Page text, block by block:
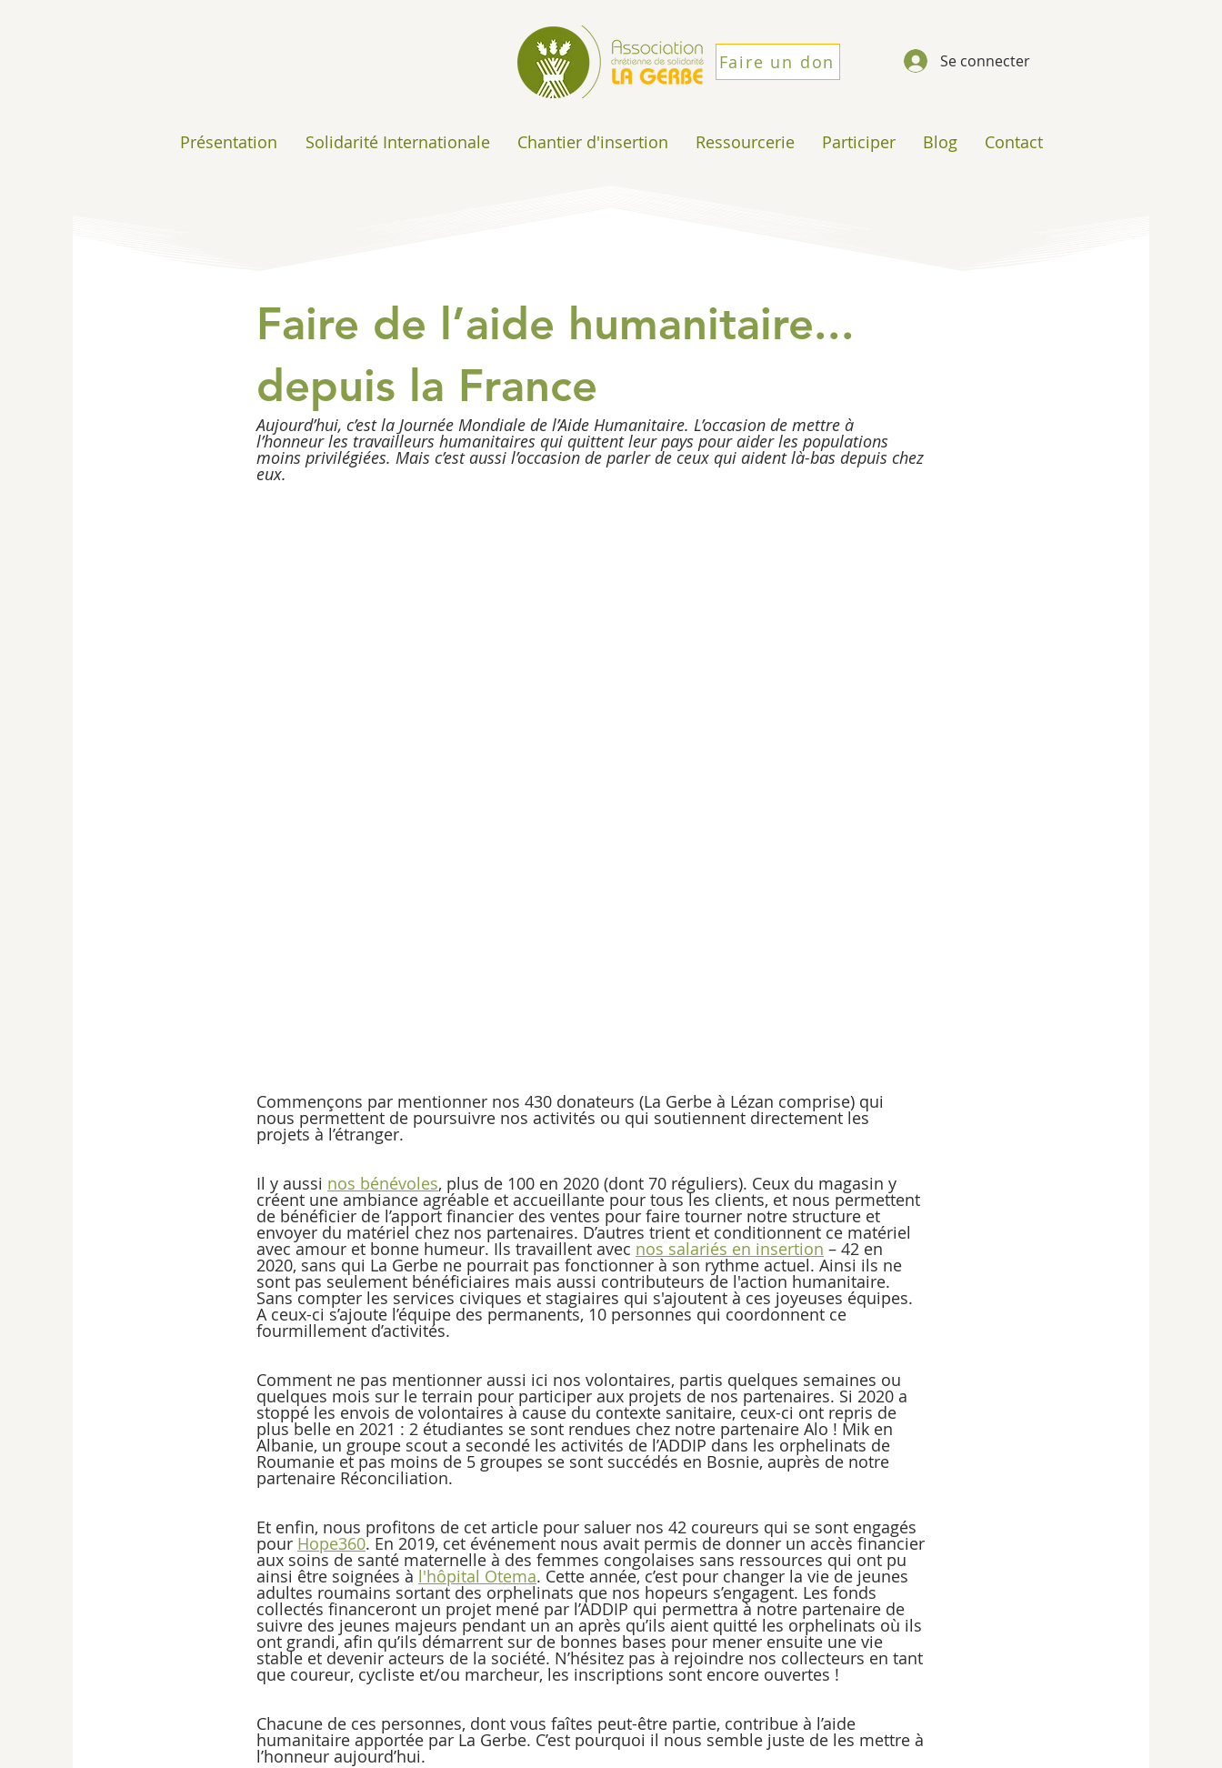
Se connecter
Faire un don
Présentation Solidarité Internationale Chantier d'insertion Ressourcerie Participer Blog Contact
Faire de l’aide humanitaire...
depuis la France
Aujourd’hui, c’est la Journée Mondiale de l’Aide Humanitaire. L’occasion de mettre à
l’honneur les travailleurs humanitaires qui quittent leur pays pour aider les populations
moins privilégiées. Mais c’est aussi l’occasion de parler de ceux qui aident là-bas depuis chez
eux.
Commençons par mentionner nos 430 donateurs (La Gerbe à Lézan comprise) qui
nous permettent de poursuivre nos activités ou qui soutiennent directement les
projets à l’étranger.
Il y aussi nos bénévoles, plus de 100 en 2020 (dont 70 réguliers). Ceux du magasin y
créent une ambiance agréable et accueillante pour tous les clients, et nous permettent
de bénéficier de l’apport financier des ventes pour faire tourner notre structure et
envoyer du matériel chez nos partenaires. D’autres trient et conditionnent ce matériel
avec amour et bonne humeur. Ils travaillent avec nos salariés en insertion – 42 en
2020, sans qui La Gerbe ne pourrait pas fonctionner à son rythme actuel. Ainsi ils ne
sont pas seulement bénéficiaires mais aussi contributeurs de l'action humanitaire.
Sans compter les services civiques et stagiaires qui s'ajoutent à ces joyeuses équipes.
A ceux-ci s’ajoute l’équipe des permanents, 10 personnes qui coordonnent ce
fourmillement d’activités.
Comment ne pas mentionner aussi ici nos volontaires, partis quelques semaines ou
quelques mois sur le terrain pour participer aux projets de nos partenaires. Si 2020 a
stoppé les envois de volontaires à cause du contexte sanitaire, ceux-ci ont repris de
plus belle en 2021 : 2 étudiantes se sont rendues chez notre partenaire Alo ! Mik en
Albanie, un groupe scout a secondé les activités de l’ADDIP dans les orphelinats de
Roumanie et pas moins de 5 groupes se sont succédés en Bosnie, auprès de notre
partenaire Réconciliation.
Et enfin, nous profitons de cet article pour saluer nos 42 coureurs qui se sont engagés
pour Hope360. En 2019, cet événement nous avait permis de donner un accès financier
aux soins de santé maternelle à des femmes congolaises sans ressources qui ont pu
ainsi être soignées à l'hôpital Otema. Cette année, c’est pour changer la vie de jeunes
adultes roumains sortant des orphelinats que nos hopeurs s’engagent. Les fonds
collectés financeront un projet mené par l’ADDIP qui permettra à notre partenaire de
suivre des jeunes majeurs pendant un an après qu’ils aient quitté les orphelinats où ils
ont grandi, afin qu’ils démarrent sur de bonnes bases pour mener ensuite une vie
stable et devenir acteurs de la société. N’hésitez pas à rejoindre nos collecteurs en tant
que coureur, cycliste et/ou marcheur, les inscriptions sont encore ouvertes !
Chacune de ces personnes, dont vous faîtes peut-être partie, contribue à l’aide
humanitaire apportée par La Gerbe. C’est pourquoi il nous semble juste de les mettre à
l’honneur aujourd’hui.